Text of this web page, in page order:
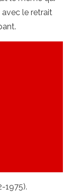
le retrait
1975).